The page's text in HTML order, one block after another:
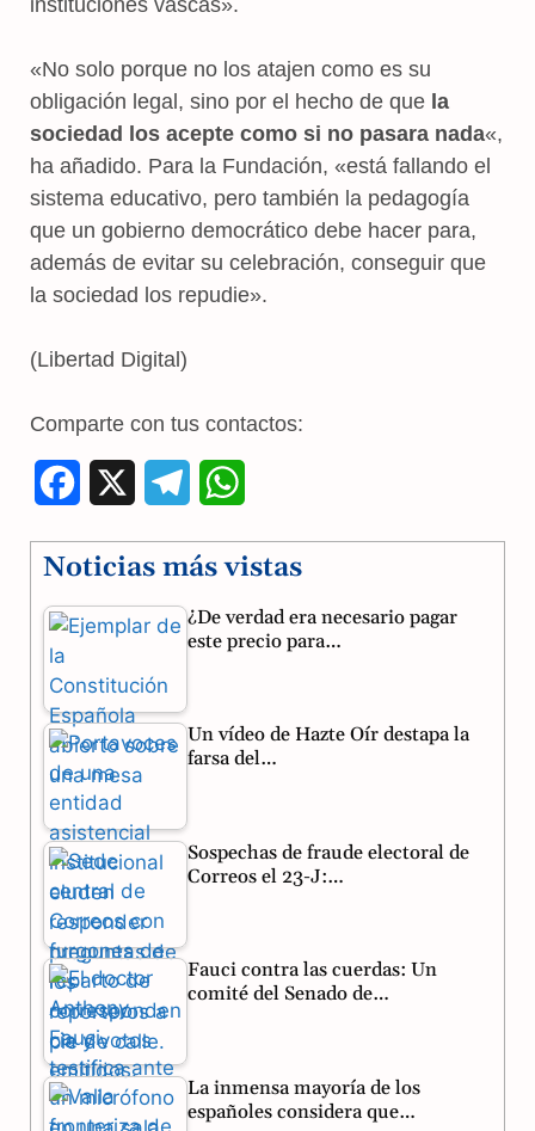
«No solo porque no los atajen como es su
obligación legal, sino por el hecho de que la
sociedad los acepte como si no pasara nada«,
ha añadido. Para la Fundación, «está fallando el
sistema educativo, pero también la pedagogía
que un gobierno democrático debe hacer para,
además de evitar su celebración, conseguir que
la sociedad los repudie».
(Libertad Digital)
Comparte con tus contactos:
c
e
o
o
k
l
e
a
a
t
p
Noticias más vistas
¿De verdad era necesario pagar
este precio para…
Un vídeo de Hazte Oír destapa la
farsa del…
Sospechas de fraude electoral de
Correos el 23-J:…
Fauci contra las cuerdas: Un
comité del Senado de…
La inmensa mayoría de los
españoles considera que…